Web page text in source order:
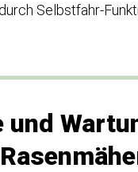
Selbstfahr-
und